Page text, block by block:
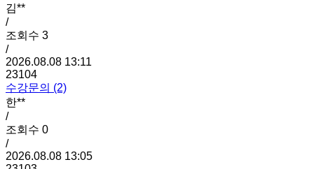
김**
/
조회수 3
/
2026.08.08 13:11
23104
수강문의 (2)
한**
/
조회수 0
/
2026.08.08 13:05